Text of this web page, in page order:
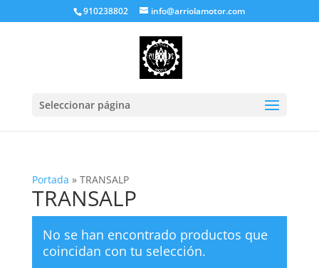
910238802 info@arriolamotor.com
Seleccionar página
Portada » TRANSALP
TRANSALP
No se han encontrado productos que
coincidan con tu selección.